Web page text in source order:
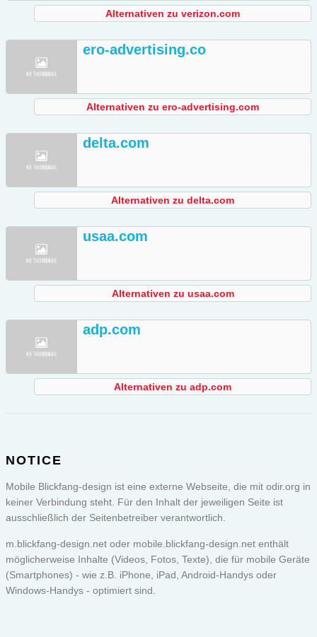
Alternativen zu verizon.com
ero-advertising.co
Alternativen zu ero-advertising.com
delta.com
Alternativen zu delta.com
usaa.com
Alternativen zu usaa.com
adp.com
Alternativen zu adp.com
NOTICE
Mobile Blickfang-design ist eine externe Webseite, die mit odir.org in
keiner Verbindung steht. Für den Inhalt der jeweiligen Seite ist
ausschließlich der Seitenbetreiber verantwortlich.
m.blickfang-design.net oder mobile.blickfang-design.net enthält
möglicherweise Inhalte (Videos, Fotos, Texte), die für mobile Geräte
(Smartphones) - wie z.B. iPhone, iPad, Android-Handys oder
Windows-Handys - optimiert sind.